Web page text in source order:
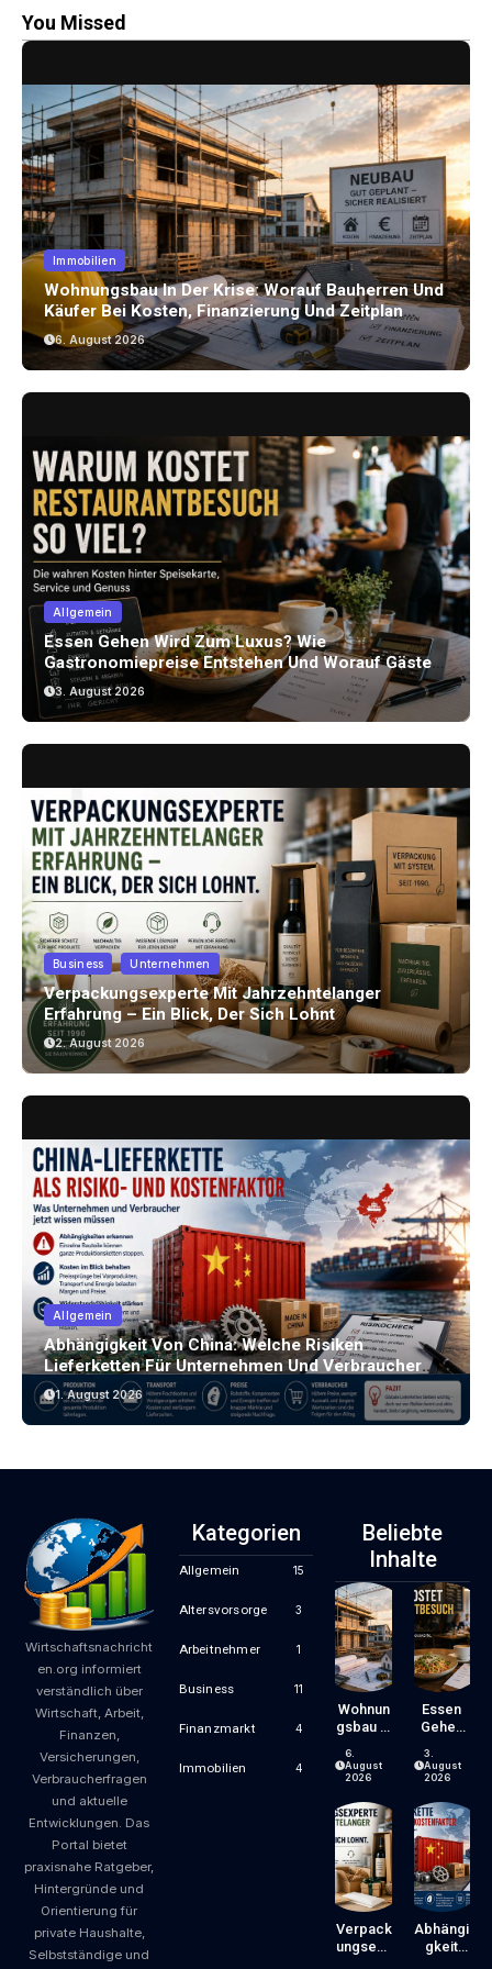
You Missed
Immobilien
Wohnungsbau In Der Krise: Worauf Bauherren Und
Käufer Bei Kosten, Finanzierung Und Zeitplan
Achten Sollten
6. August 2026
Allgemein
Essen Gehen Wird Zum Luxus? Wie
Gastronomiepreise Entstehen Und Worauf Gäste
Achten Können
3. August 2026
Business Unternehmen
Verpackungsexperte Mit Jahrzehntelanger
Erfahrung – Ein Blick, Der Sich Lohnt
2. August 2026
Allgemein
Abhängigkeit Von China: Welche Risiken
Lieferketten Für Unternehmen Und Verbraucher
Bergen
1. August 2026
Wirtschaftsnachricht
en.org informiert
verständlich über
Wirtschaft, Arbeit,
Finanzen,
Versicherungen,
Verbraucherfragen
und aktuelle
Entwicklungen. Das
Portal bietet
praxisnahe Ratgeber,
Hintergründe und
Orientierung für
private Haushalte,
Selbstständige und
Kategorien
Allgemein 15
Altersvorsorge 3
Arbeitnehmer 1
Business 11
Finanzmarkt 4
Immobilien 4
Beliebte
Inhalte
Wohnun
Gsbau In
Krise:
Worauf
En Und
Käufer
Bei
Kosten,
Finanzie
Rung
Zeitplan
Achten
6.
August
2026
Essen
Gehen
Zum
Luxus?
Gastron
Omiepre
Ise
Entsteh
En Und
Worauf
Gäste
Achten
Können
3.
August
2026
Verpack
Ungsexp
Abhängi
Gkeit